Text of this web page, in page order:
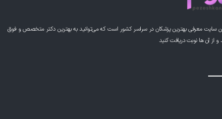
سایت معرفی بهترین پزشکان در سراسر کشور است که می‌توانید به بهترین دکتر متخصص و فوق
آن ها نوبت دریافت کنید